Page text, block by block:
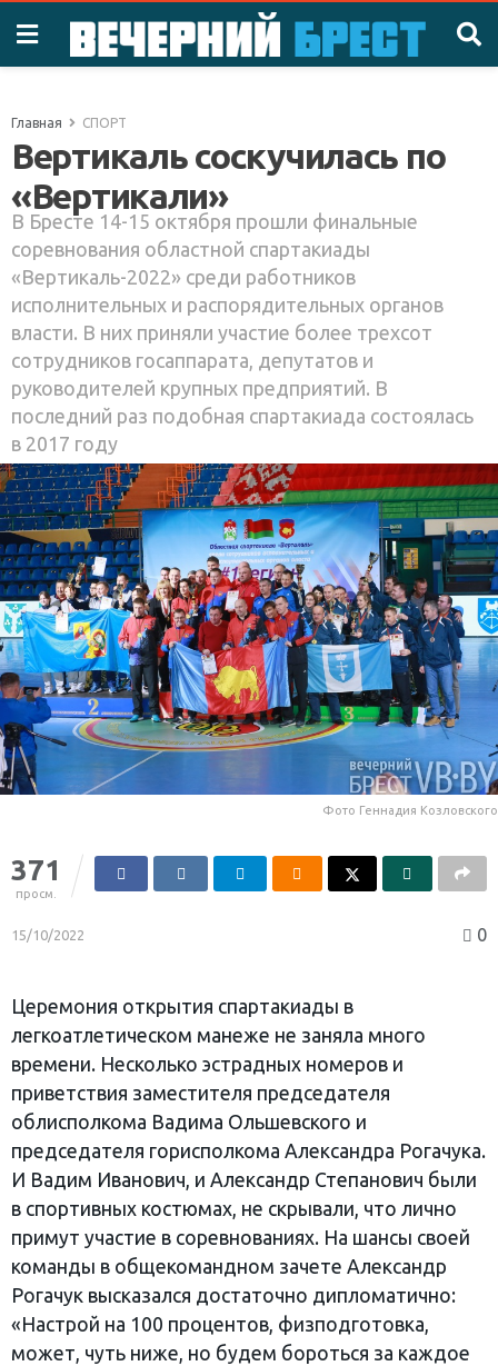
Главная СПОРТ
Вертикаль соскучилась по
«Вертикали»
В Бресте 14-15 октября прошли финальные
соревнования областной спартакиады
«Вертикаль-2022» среди работников
исполнительных и распорядительных органов
власти. В них приняли участие более трехсот
сотрудников госаппарата, депутатов и
руководителей крупных предприятий. В
последний раз подобная спартакиада состоялась
в 2017 году
Фото Геннадия Козловского
371
просм.
15/10/2022 0
Церемония открытия спартакиады в
легкоатлетическом манеже не заняла много
времени. Несколько эстрадных номеров и
приветствия заместителя председателя
облисполкома Вадима Ольшевского и
председателя горисполкома Александра Рогачука.
И Вадим Иванович, и Александр Степанович были
в спортивных костюмах, не скрывали, что лично
примут участие в соревнованиях. На шансы своей
команды в общекомандном зачете Александр
Рогачук высказался достаточно дипломатично:
«Настрой на 100 процентов, физподготовка,
может, чуть ниже, но будем бороться за каждое